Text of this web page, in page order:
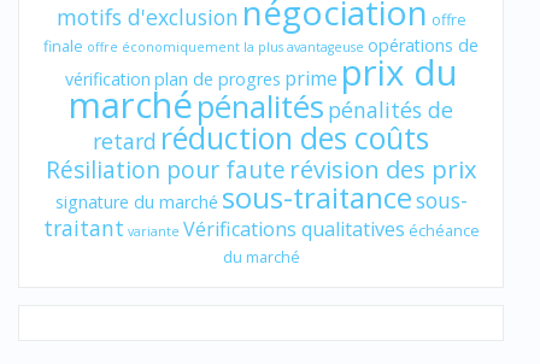
motifs d'exclusion négociation offre
finale offre économiquement la plus avantageuse opérations de
vérification plan de progres prime prix du
marchépénalités pénalités de
retard réduction des coûts
Résiliation pour faute révision des prix
signature du marché sous-traitancesous-
traitant variante Vérifications qualitatives échéance
du marché